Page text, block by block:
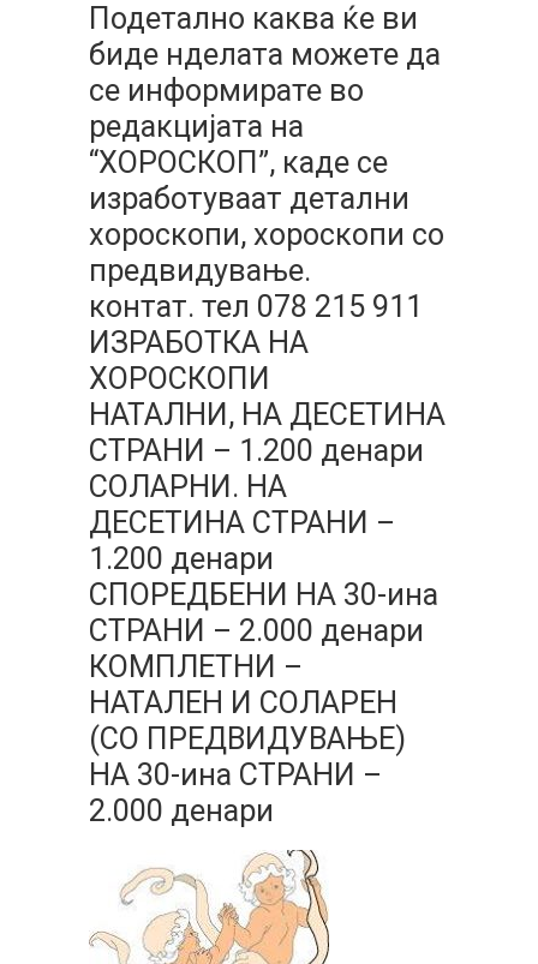
Подетално каква ќе ви
биде нделата можете да
се информирате во
редакцијата на
“ХОРОСКОП”, каде се
изработуваат детални
хороскопи, хороскопи со
предвидување.
контат. тел 078 215 911
ИЗРАБОТКА НА
ХОРОСКОПИ
НАТАЛНИ, НА ДЕСЕТИНА
СТРАНИ – 1.200 денари
СОЛАРНИ. НА
ДЕСЕТИНА СТРАНИ –
1.200 денари
СПОРЕДБЕНИ НА 30-ина
СТРАНИ – 2.000 денари
КОМПЛЕТНИ –
НАТАЛЕН И СОЛАРЕН
(СО ПРЕДВИДУВАЊЕ)
НА 30-ина СТРАНИ –
2.000 денари